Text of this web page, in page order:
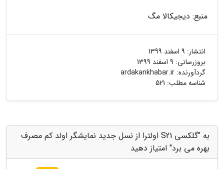
منبع: دیجیکالا مگ
انتشار: 9 اسفند 1399
بروزرسانی: 9 اسفند 1399
گردآورنده: ardakankhabar.ir
شناسه مطلب: 521
به "گلکسی S21 اولترا از نسل جدید نمایشگر اولد کم مصرف
بهره می برد" امتیاز دهید